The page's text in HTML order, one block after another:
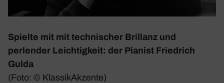
Spielte mit mit tech­ni­scher Bril­lanz und
perlender Leich­tig­keit: der Pianist Fried­rich
Gulda
(Foto: © Klas­sik­Ak­zente)